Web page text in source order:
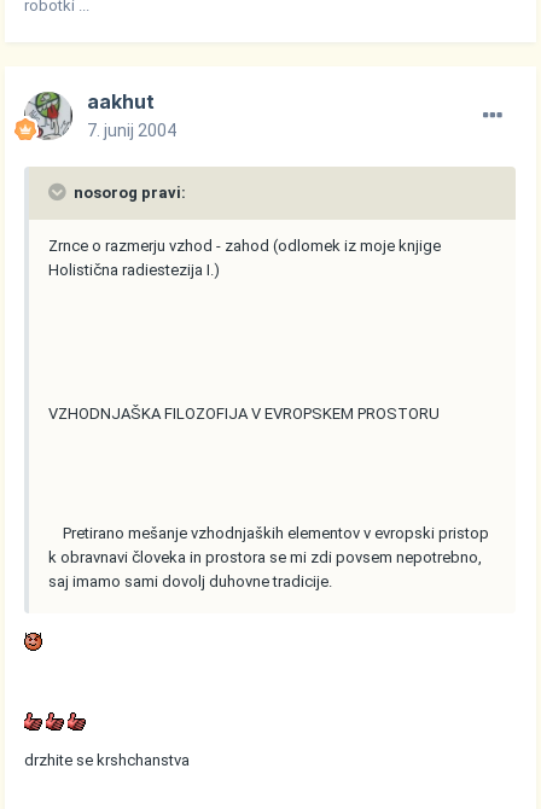
robotki ...
aakhut
7. junij 2004
nosorog pravi:
Zrnce o razmerju vzhod - zahod (odlomek iz moje knjige
Holistična radiestezija I.)
VZHODNJAŠKA FILOZOFIJA V EVROPSKEM PROSTORU
Pretirano mešanje vzhodnjaških elementov v evropski pristop
k obravnavi človeka in prostora se mi zdi povsem nepotrebno,
saj imamo sami dovolj duhovne tradicije.
drzhite se krshchanstva